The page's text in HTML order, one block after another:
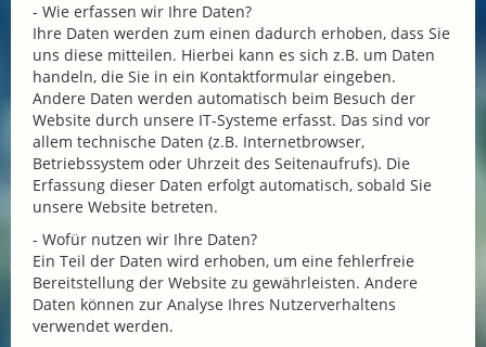
- Wie erfassen wir Ihre Daten?
Ihre Daten werden zum einen dadurch erhoben, dass Sie
uns diese mitteilen. Hierbei kann es sich z.B. um Daten
handeln, die Sie in ein Kontaktformular eingeben.
Andere Daten werden automatisch beim Besuch der
Website durch unsere IT-Systeme erfasst. Das sind vor
allem technische Daten (z.B. Internetbrowser,
Betriebssystem oder Uhrzeit des Seitenaufrufs). Die
Erfassung dieser Daten erfolgt automatisch, sobald Sie
unsere Website betreten.
- Wofür nutzen wir Ihre Daten?
Ein Teil der Daten wird erhoben, um eine fehlerfreie
Bereitstellung der Website zu gewährleisten. Andere
Daten können zur Analyse Ihres Nutzerverhaltens
verwendet werden.